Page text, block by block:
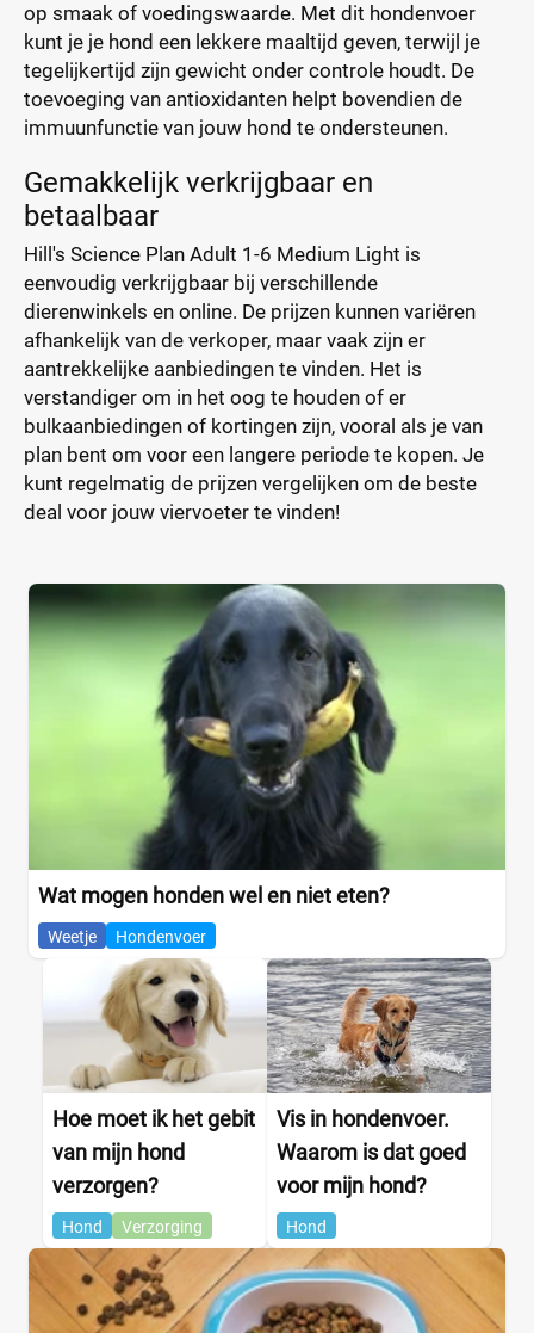
op smaak of voedingswaarde. Met dit hondenvoer
kunt je je hond een lekkere maaltijd geven, terwijl je
tegelijkertijd zijn gewicht onder controle houdt. De
toevoeging van antioxidanten helpt bovendien de
immuunfunctie van jouw hond te ondersteunen.
Gemakkelijk verkrijgbaar en
betaalbaar
Hill's Science Plan Adult 1-6 Medium Light is
eenvoudig verkrijgbaar bij verschillende
dierenwinkels en online. De prijzen kunnen variëren
afhankelijk van de verkoper, maar vaak zijn er
aantrekkelijke aanbiedingen te vinden. Het is
verstandiger om in het oog te houden of er
bulkaanbiedingen of kortingen zijn, vooral als je van
plan bent om voor een langere periode te kopen. Je
kunt regelmatig de prijzen vergelijken om de beste
deal voor jouw viervoeter te vinden!
Wat mogen honden wel en niet eten?
Weetje Hondenvoer
Hoe moet ik het gebit
van mijn hond
verzorgen?
Hond Verzorging
Vis in hondenvoer.
Waarom is dat goed
voor mijn hond?
Hond